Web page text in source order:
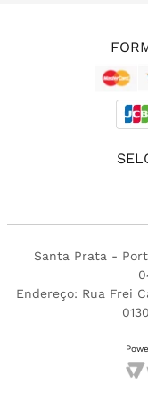
Santa Prata -
Endereço: Rua Frei